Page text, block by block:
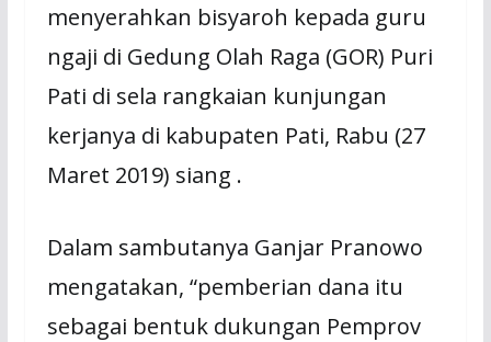
menyerahkan bisyaroh kepada guru
ngaji di Gedung Olah Raga (GOR) Puri
Pati di sela rangkaian kunjungan
kerjanya di kabupaten Pati, Rabu (27
Maret 2019) siang .
Dalam sambutanya Ganjar Pranowo
mengatakan, “pemberian dana itu
sebagai bentuk dukungan Pemprov